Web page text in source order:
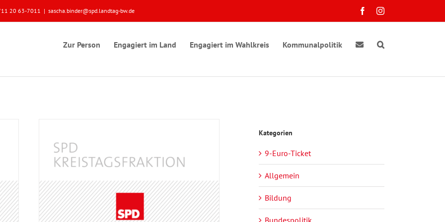
20 63-7011 | sascha.binder@spd.landtag-bw.de FacebookInstagram
Zur Person Engagiert im Land Engagiert im Wahlkreis Kommunalpolitik
Kategorien
9-Euro-Ticket
Allgemein
Bildung